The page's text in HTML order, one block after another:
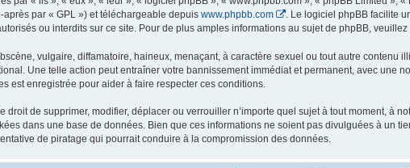
après par « GPL ») et téléchargeable depuis www.phpbb.com
. Le logiciel phpBB facilite
ou interdits sur ce site. Pour de plus amples informations au sujet de phpBB, veuillez
vulgaire, diffamatoire, haineux, menaçant, à caractère sexuel ou tout autre contenu
Une telle action peut entraîner votre bannissement immédiat et permanent, avec une
est enregistrée pour aider à faire respecter ces conditions.
de supprimer, modifier, déplacer ou verrouiller n’importe quel sujet à tout moment, à
dans une base de données. Bien que ces informations ne soient pas divulguées à un
de piratage qui pourrait conduire à la compromission des données.